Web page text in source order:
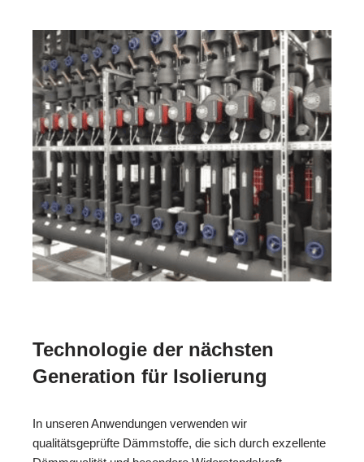
Technologie der nächsten
Generation für Isolierung
In unseren Anwendungen verwenden wir
qualitätsgeprüfte Dämmstoffe, die sich durch exzellente